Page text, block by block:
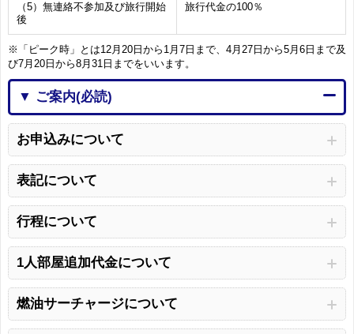
（5）無連絡不参加及び旅行開始
後
旅行代金の100％
※「ピーク時」とは12月20日から1月7日まで、4月27日から5月6日まで及
び7月20日から8月31日までをいいます。
▼ ご案内(必読)
お申込みについて
表記について
行程について
1人部屋追加代金について
燃油サーチャージについて